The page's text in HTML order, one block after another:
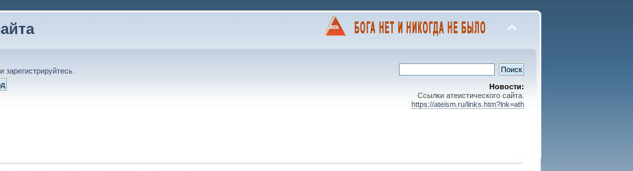
зарегистрируйтесь
Новости:
Ссылки атеистического сайта.
https://ateism.ru/links.htm?lnk=ath